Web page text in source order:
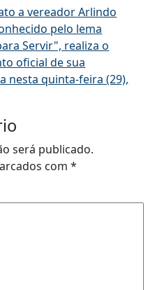
a vereador Arlindo
pelo lema
Servir", realiza o
oficial de sua
nesta quinta-feira (29),
será publicado.
com *